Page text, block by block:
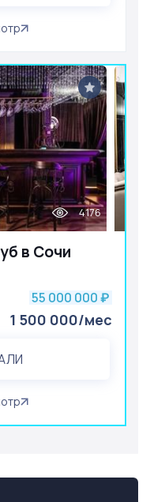
в Сочи
4176
55 000 000 ₽
1 500 000/мес